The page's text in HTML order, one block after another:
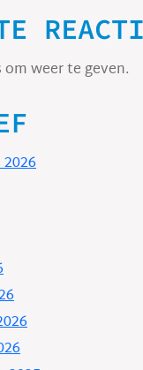
om weer te geven.